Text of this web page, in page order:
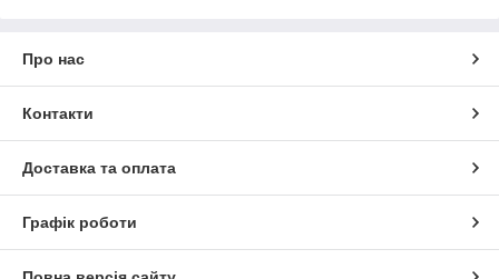
Про нас
Контакти
Доставка та оплата
Графік роботи